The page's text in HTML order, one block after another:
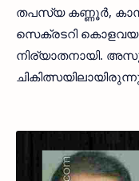
തപസ്യ കണ്ണൂർ,
സെക്രടറി
നിര്യാതനായി.